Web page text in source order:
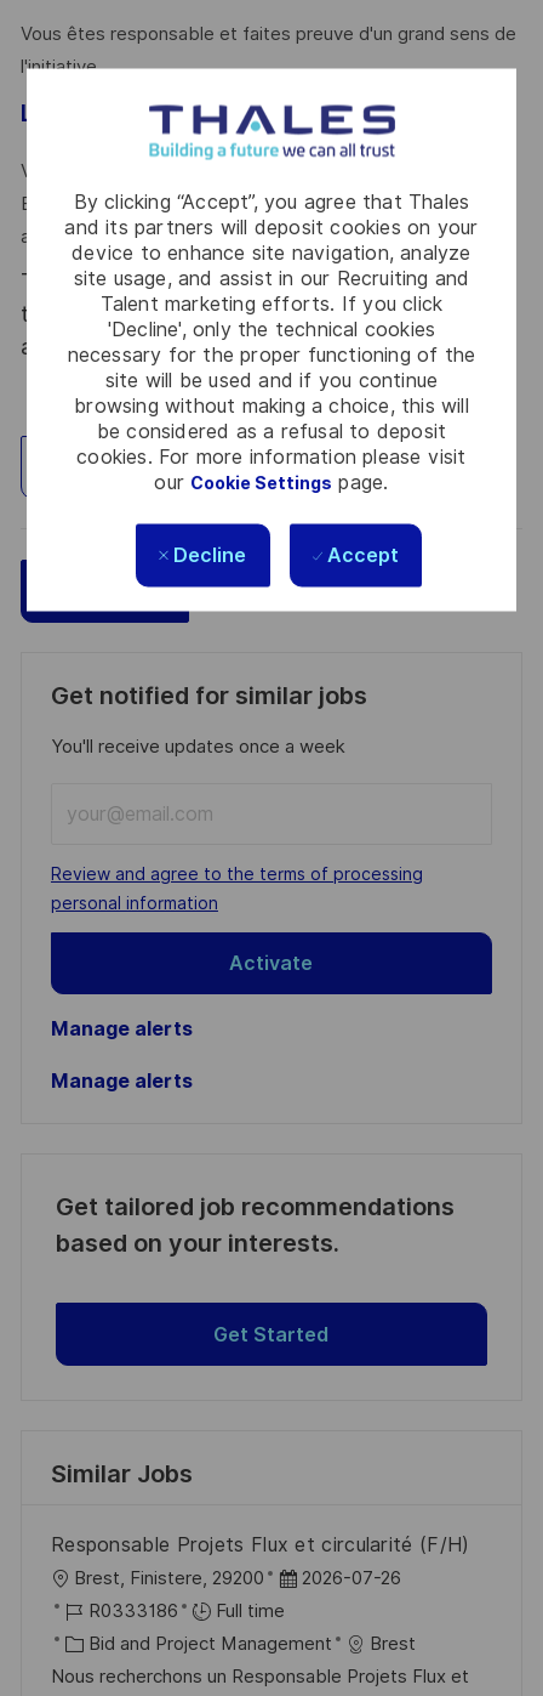
By clicking “Accept”, you agree that Thales
and its partners will deposit cookies on your
device to enhance site navigation, analyze
site usage, and assist in our Recruiting and
Talent marketing efforts. If you click
'Decline', only the technical cookies
necessary for the proper functioning of the
site will be used and if you continue
browsing without making a choice, this will
be considered as a refusal to deposit
cookies. For more information please visit
our Cookie Settings page.
Decline Accept
Vous êtes responsable et faites preuve d'un grand sens de
l'initiative
Le mot de l'équipe
Venez rejoindre le service Projet du pôle Business Middle
East, en forte croissance, au sein d’une équipe dynamique
au service de nos clients!
Thales, entreprise Handi-Engagée, reconnait
tous les talents. La diversité est notre meilleur
atout. Postulez et rejoignez nous !
Explore Location
Apply Now Save
Get notified for similar jobs
You'll receive updates once a week
Email
address
(Required)
Required
Review and agree to the terms of processing
personal information
Activate
Manage alerts
Manage alerts
Get tailored job recommendations
based on your interests.
Get Started
Similar Jobs
Responsable Projets Flux et circularité (F/H)
L
o
c
a
Brest, Finistere, 29200
P
o
s
t
2026-07-26
J
o
b
R0333186
Full time
C
a
Bid and Project Management
Brest
Nous recherchons un Responsable Projets Flux et